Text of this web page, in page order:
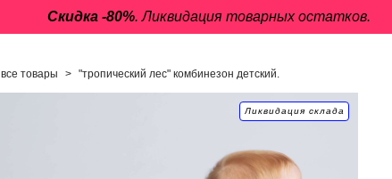
Скидка -80%. Ликвидация товарных остатков.
все товары > "тропический лес" комбинезон детский.
Ликвидация склада